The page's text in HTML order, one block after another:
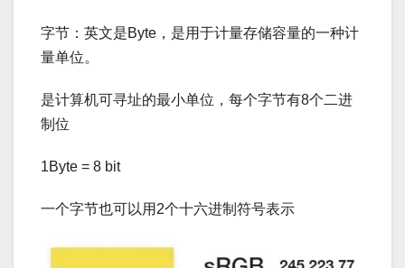
字节：英文是Byte，是用于计量存储容量的一种计
量单位。
是计算机可寻址的最小单位，每个字节有8个二进
制位
1Byte = 8 bit
一个字节也可以用2个十六进制符号表示